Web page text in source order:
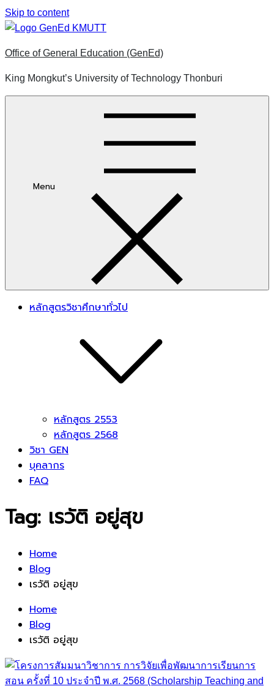
Skip to content
Office of General Education (GenEd)
King Mongkut’s University of Technology Thonburi
Menu
หลักสูตรวิชาศึกษาทั่วไป
หลักสูตร 2553
หลักสูตร 2568
วิชา GEN
บุคลากร
FAQ
Tag: เรวัติ อยู่สุข
Home
Blog
เรวัติ อยู่สุข
Home
Blog
เรวัติ อยู่สุข